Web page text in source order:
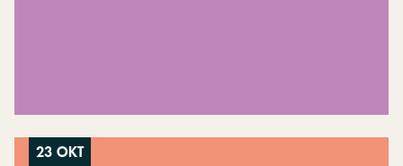
23 OKT